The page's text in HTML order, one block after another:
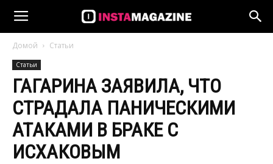
Домой Статьи
Статьи
ГАГАРИНА ЗАЯВИЛА, ЧТО
СТРАДАЛА ПАНИЧЕСКИМИ
АТАКАМИ В БРАКЕ С
ИСХАКОВЫМ